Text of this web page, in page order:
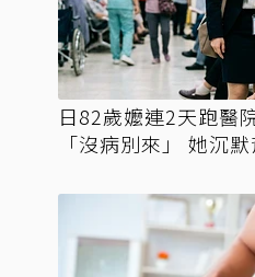
日82歲嬤連2天跑醫
「沒病別來」 她沉